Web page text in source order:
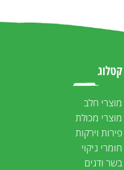
קטלוג
מוצרי חלב
מוצרי מכולת
פירות וירקות
חומרי ניקוי
בשר ודגים